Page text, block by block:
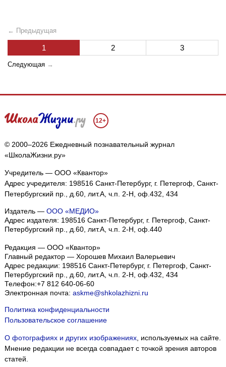
← Предыдущая
1 2 3
Следующая →
12+
© 2000–2026 Ежедневный познавательный журнал
«ШколаЖизни.ру»
Учредитель — ООО «Квантор»
Адрес учредителя: 198516 Санкт-Петербург, г. Петергоф, Санкт-
Петербургский пр., д.60, лит.А, ч.п. 2-Н, оф.432, 434
Издатель — ООО «МЕДИО»
Адрес издателя: 198516 Санкт-Петербург, г. Петергоф, Санкт-
Петербургский пр., д.60, лит.А, ч.п. 2-Н, оф.440
Редакция — ООО «Квантор»
Главный редактор — Хорошев Михаил Валерьевич
Адрес редакции: 198516 Санкт-Петербург, г. Петергоф Санкт-
Петербургский пр., д.60, лит.А, ч.п. 2-Н, оф.432, 434
Телефон:+7 812 640-06-60
Электронная почта: askme@shkolazhizni.ru
Политика конфиденциальности
Пользовательское соглашение
О фотографиях и других изображениях, используемых на сайте.
Мнение редакции не всегда совпадает с точкой зрения авторов
статей.